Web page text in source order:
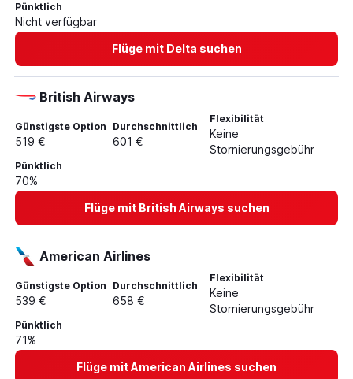
Pünktlich
Nicht verfügbar
Flüge mit Delta suchen
British Airways
Günstigste Option
519 €
Durchschnittlich
601 €
Flexibilität
Keine
Stornierungsgebühr
Pünktlich
70%
Flüge mit British Airways suchen
American Airlines
Günstigste Option
539 €
Durchschnittlich
658 €
Flexibilität
Keine
Stornierungsgebühr
Pünktlich
71%
Flüge mit American Airlines suchen